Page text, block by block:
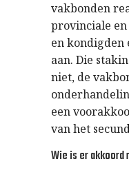
vakbonden
provinciale
en kondigden
aan. Die
niet, de
een
van het
Wie is er akkoord